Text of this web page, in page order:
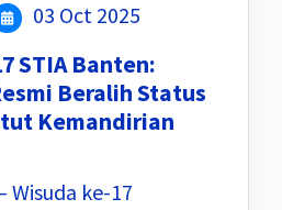
03 Oct 2025
STIA Banten:
Beralih Status
Kemandirian
Wisuda ke-17